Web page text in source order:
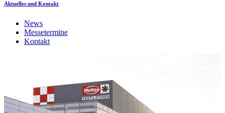
Aktuelles und Kontakt
News
Messetermine
Kontakt